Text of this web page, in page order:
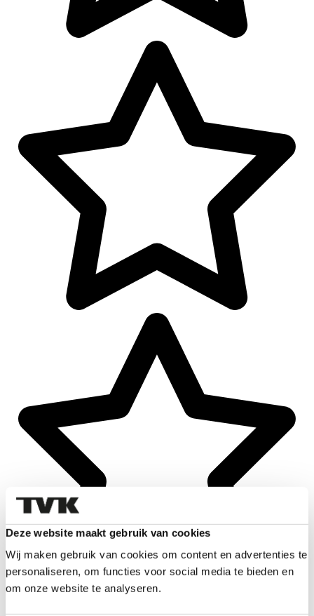
Deze website maakt gebruik van cookies
Wij maken gebruik van cookies om content en advertenties te
personaliseren, om functies voor social media te bieden en
om onze website te analyseren.